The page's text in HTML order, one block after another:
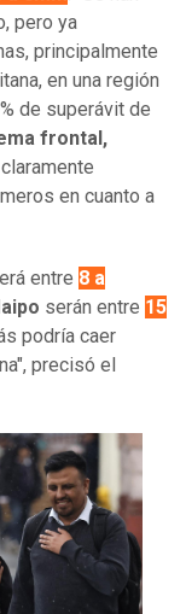
pero ya
principalmente
en una región
de superávit de
frontal,
en cuanto a
entre 8 a
serán entre 15
podría caer
precisó el